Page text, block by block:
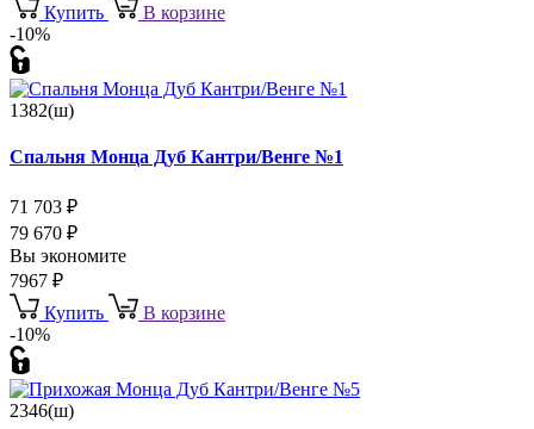
Купить
В корзине
-10%
1382(ш)
Спальня Монца Дуб Кантри/Венге №1
71 703 ₽
79 670 ₽
Вы экономите
7967 ₽
Купить
В корзине
-10%
2346(ш)